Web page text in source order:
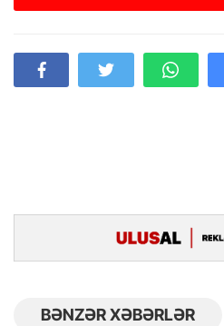
BƏNZƏR XƏBƏRLƏR